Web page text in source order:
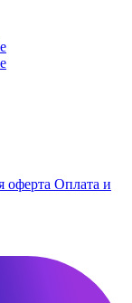
оферта Оплата и